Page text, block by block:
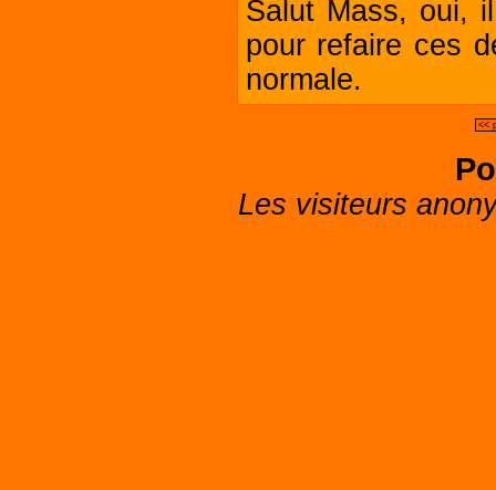
Salut Mass, oui,
pour refaire ces
normale.
<<
Les visiteurs